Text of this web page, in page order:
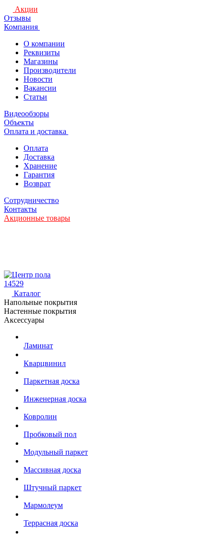
Акции
Отзывы
Компания
О компании
Реквизиты
Магазины
Производители
Новости
Вакансии
Статьи
Видеообзоры
Объекты
Оплата и доставка
Оплата
Доставка
Хранение
Гарантия
Возврат
Сотрудничество
Контакты
Акционные товары
14529
Каталог
Напольные покрытия
Настенные покрытия
Аксессуары
Ламинат
Кварцвинил
Паркетная доска
Инженерная доска
Ковролин
Пробковый пол
Модульный паркет
Массивная доска
Штучный паркет
Мармолеум
Террасная доска